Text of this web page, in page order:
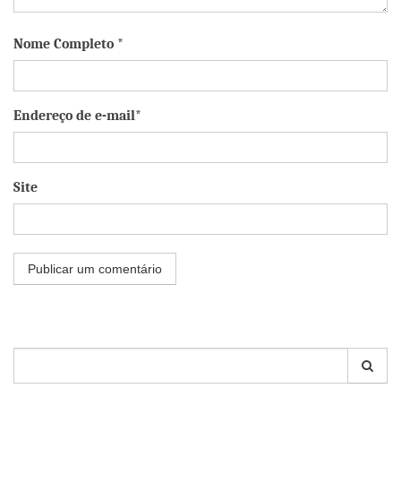
Nome Completo *
Endereço de e-mail*
Site
por: